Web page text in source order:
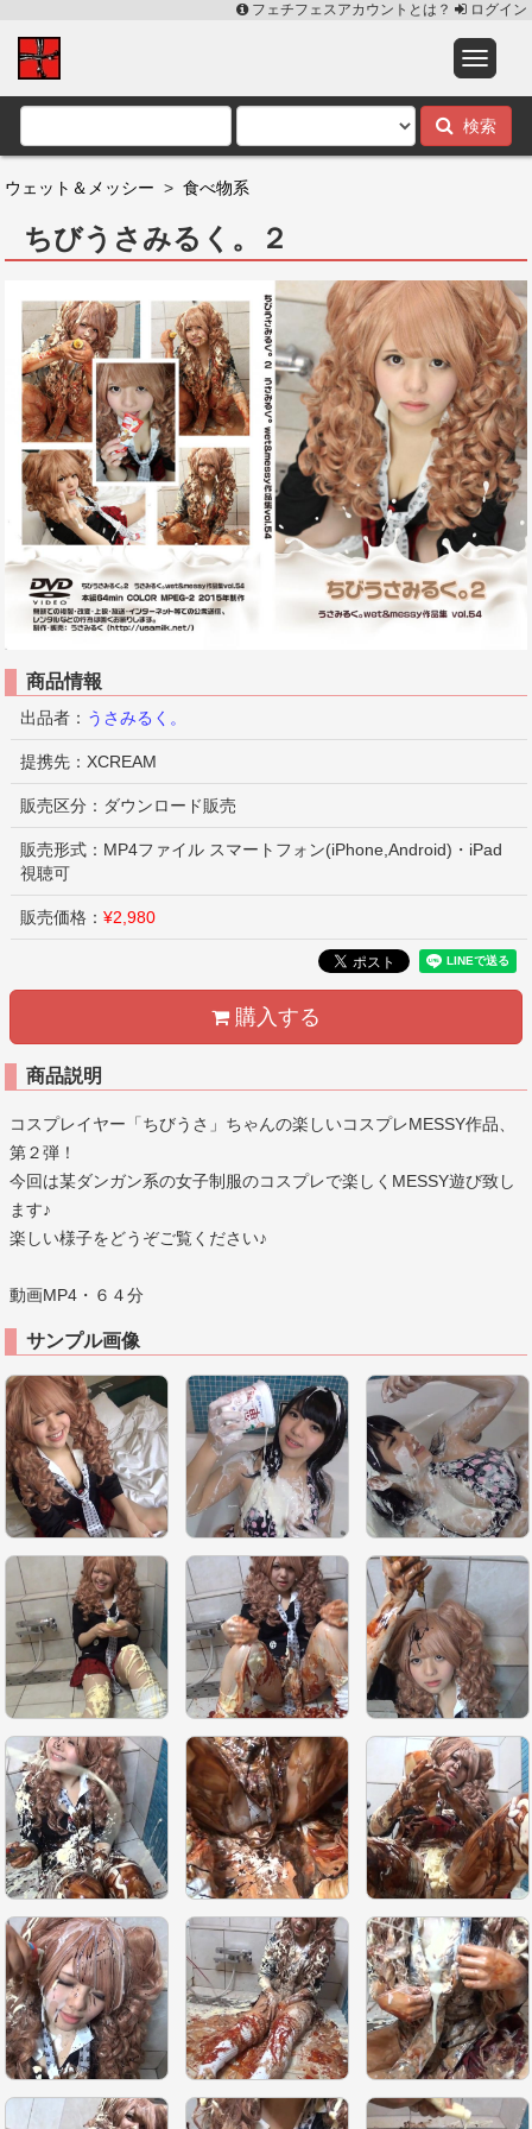
フェチフェスアカウントとは？ ログイン
検索
ウェット＆メッシー > 食べ物系
ちびうさみるく。２
商品情報
出品者： うさみるく。
提携先：XCREAM
販売区分：ダウンロード販売
販売形式：MP4ファイル スマートフォン(iPhone,Android)・iPad
視聴可
販売価格： ¥2,980
購入する
商品説明
コスプレイヤー「ちびうさ」ちゃんの楽しいコスプレMESSY作品、
第２弾！
今回は某ダンガン系の女子制服のコスプレで楽しくMESSY遊び致し
ます♪
楽しい様子をどうぞご覧ください♪
動画MP4・６４分
サンプル画像